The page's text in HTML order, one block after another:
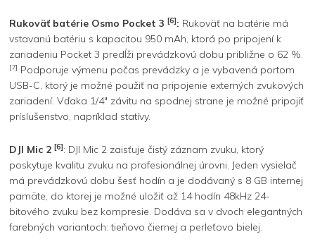
Rukoväť batérie Osmo Pocket 3 [6]: Rukoväť na batérie má
vstavanú batériu s kapacitou 950 mAh, ktorá po pripojení k
zariadeniu Pocket 3 predĺži prevádzkovú dobu približne o 62 %.
[7] Podporuje výmenu počas prevádzky a je vybavená portom
USB-C, ktorý je možné použiť na pripojenie externých zvukových
zariadení. Vďaka 1/4″ závitu na spodnej strane je možné pripojiť
príslušenstvo, napríklad statívy.
DJI Mic 2 [6]: DJI Mic 2 zaisťuje čistý záznam zvuku, ktorý
poskytuje kvalitu zvuku na profesionálnej úrovni. Jeden vysielač
má prevádzkovú dobu šesť hodín a je dodávaný s 8 GB internej
pamäte, do ktorej je možné uložiť až 14 hodín 48kHz 24-
bitového zvuku bez kompresie. Dodáva sa v dvoch elegantných
farebných variantoch: tieňovo čiernej a perleťovo bielej.